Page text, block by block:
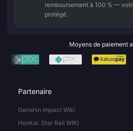
remboursement à 100 % —
protégé.
Moyens de paiement
Partenaire
Genshin Impact Wiki
Honkai: Star Rail WIKI